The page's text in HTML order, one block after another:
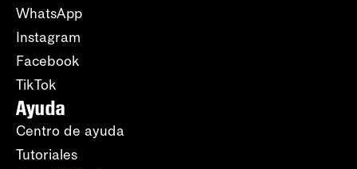
WhatsApp
Instagram
Facebook
TikTok
Ayuda
Centro de ayuda
Tutoriales